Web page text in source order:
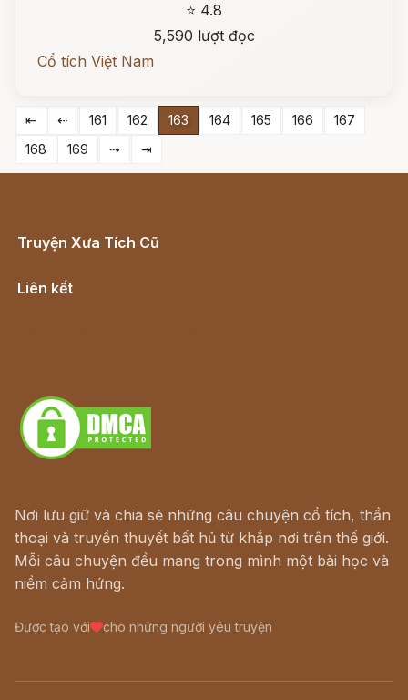
⭐ 4.8
5,590 lượt đọc
Cổ tích Việt Nam
⇤ ⇠ 161 162 163 164 165 166
167
168
169 ⇢ ⇥
Truyện Xưa Tích Cũ
Liên kết
Nơi lưu giữ và chia sẻ những câu chuyện cổ tích, thần
thoại và truyền thuyết bất hủ từ khắp nơi trên thế giới.
Mỗi câu chuyện đều mang trong mình một bài học và
niềm cảm hứng.
Được tạo với cho những người yêu truyện